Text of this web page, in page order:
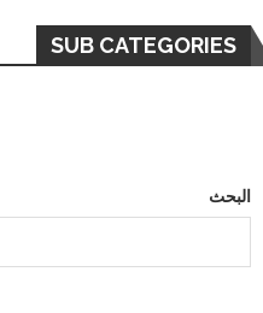
SUB CATEGORIES
البحث